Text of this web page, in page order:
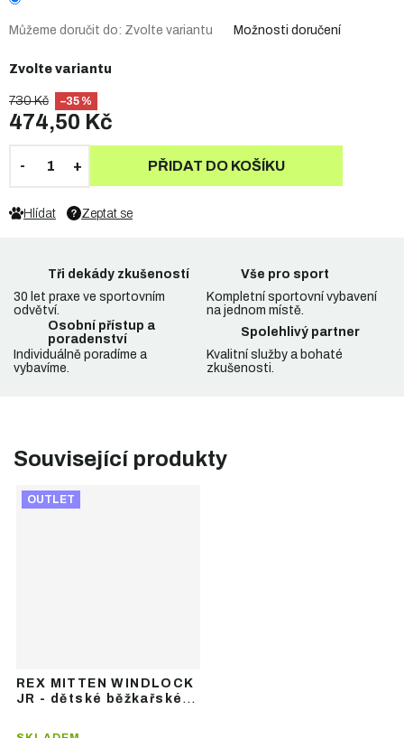
730 Kč –35 %
474,50 Kč
Zvolte variantu
Můžeme doručit do: Zvolte variantu Možnosti doručení
PŘIDAT DO KOŠÍKU
Zeptat se
Hlídat
Tři dekády zkušeností
30 let praxe ve sportovním
odvětví.
Vše pro sport
Kompletní sportovní vybavení
na jednom místě.
Osobní přístup a
poradenství
Individuálně poradíme a
vybavíme.
Spolehlivý partner
Kvalitní služby a bohaté
zkušenosti.
Související produkty
OUTLET
REX MITTEN WINDLOCK
JR - dětské běžkařské